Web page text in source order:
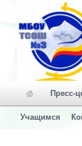
Пресс-
Учащимся